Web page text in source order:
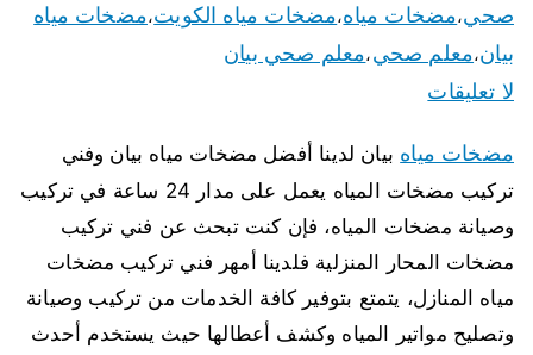
صحي،مضخات مياه،مضخات مياه الكويت،مضخات مياه
بيان،معلم صحي،معلم صحي بيان
لا تعليقات
مضخات مياه بيان لدينا أفضل مضخات مياه بيان وفني
تركيب مضخات المياه يعمل على مدار 24 ساعة في تركيب
وصيانة مضخات المياه، فإن كنت تبحث عن فني تركيب
مضخات المحار المنزلية فلدينا أمهر فني تركيب مضخات
مياه المنازل، يتمتع بتوفير كافة الخدمات من تركيب وصيانة
وتصليح مواتير المياه وكشف أعطالها حيث يستخدم أحدث